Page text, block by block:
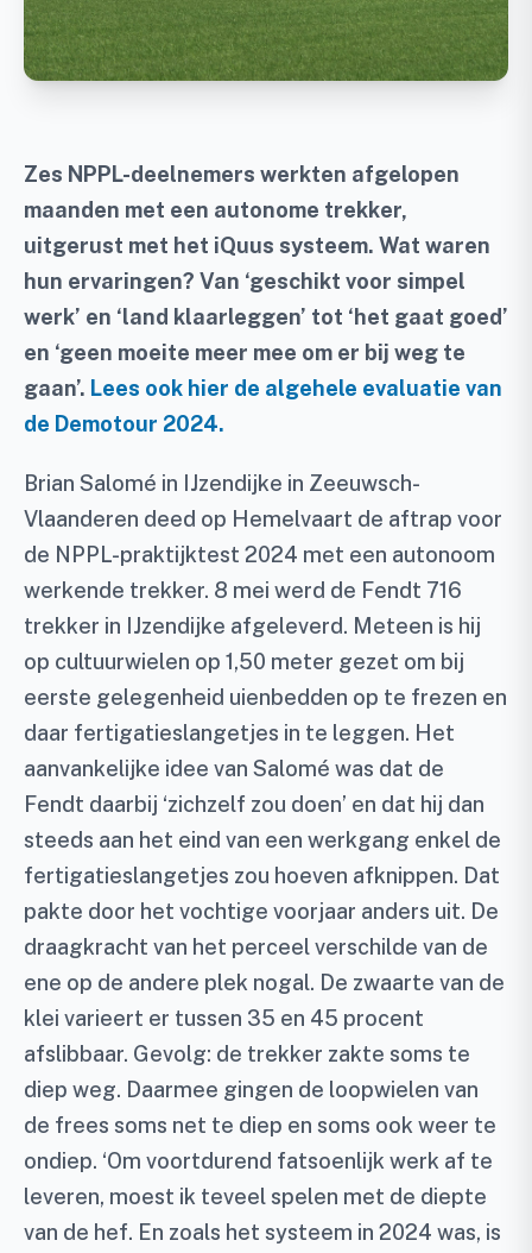
Zes NPPL-deelnemers werkten afgelopen
maanden met een autonome trekker,
uitgerust met het iQuus systeem. Wat waren
hun ervaringen? Van ‘geschikt voor simpel
werk’ en ‘land klaarleggen’ tot ‘het gaat goed’
en ‘geen moeite meer mee om er bij weg te
gaan’. Lees ook hier de algehele evaluatie van
de Demotour 2024.
Brian Salomé in IJzendijke in Zeeuwsch-
Vlaanderen deed op Hemelvaart de aftrap voor
de NPPL-praktijktest 2024 met een autonoom
werkende trekker. 8 mei werd de Fendt 716
trekker in IJzendijke afgeleverd. Meteen is hij
op cultuurwielen op 1,50 meter gezet om bij
eerste gelegenheid uienbedden op te frezen en
daar fertigatieslangetjes in te leggen. Het
aanvankelijke idee van Salomé was dat de
Fendt daarbij ‘zichzelf zou doen’ en dat hij dan
steeds aan het eind van een werkgang enkel de
fertigatieslangetjes zou hoeven afknippen. Dat
pakte door het vochtige voorjaar anders uit. De
draagkracht van het perceel verschilde van de
ene op de andere plek nogal. De zwaarte van de
klei varieert er tussen 35 en 45 procent
afslibbaar. Gevolg: de trekker zakte soms te
diep weg. Daarmee gingen de loopwielen van
de frees soms net te diep en soms ook weer te
ondiep. ‘Om voortdurend fatsoenlijk werk af te
leveren, moest ik teveel spelen met de diepte
van de hef. En zoals het systeem in 2024 was, is